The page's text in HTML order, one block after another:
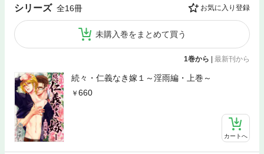
シリーズ 全16冊 お気に入り登録
未購入巻をまとめて買う
1巻から | 最新刊から
続々・仁義なき嫁１～淫雨編・上巻～
660
カートへ